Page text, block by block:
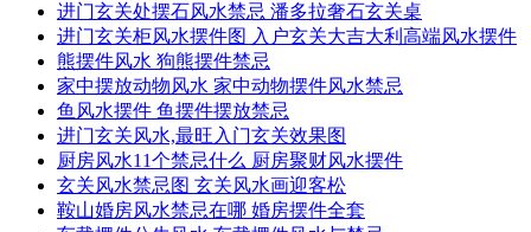
进门玄关处摆石风水禁忌 潘多拉奢石玄关桌
进门玄关柜风水摆件图 入户玄关大吉大利高端风水摆件
熊摆件风水 狗熊摆件禁忌
家中摆放动物风水 家中动物摆件风水禁忌
鱼风水摆件 鱼摆件摆放禁忌
进门玄关风水,最旺入门玄关效果图
厨房风水11个禁忌什么 厨房聚财风水摆件
玄关风水禁忌图 玄关风水画迎客松
鞍山婚房风水禁忌在哪 婚房摆件全套